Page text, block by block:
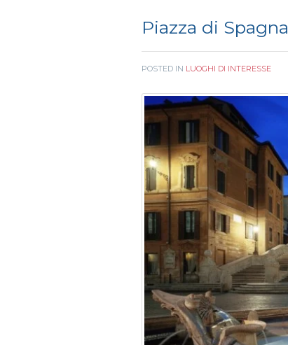
Piazza di Spagna
POSTED IN LUOGHI DI INTERESSE